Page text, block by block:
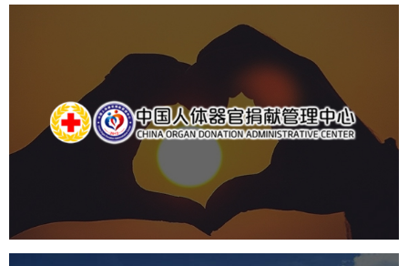
中国人体器官捐献管理中心
国企 品牌官网 网站建设